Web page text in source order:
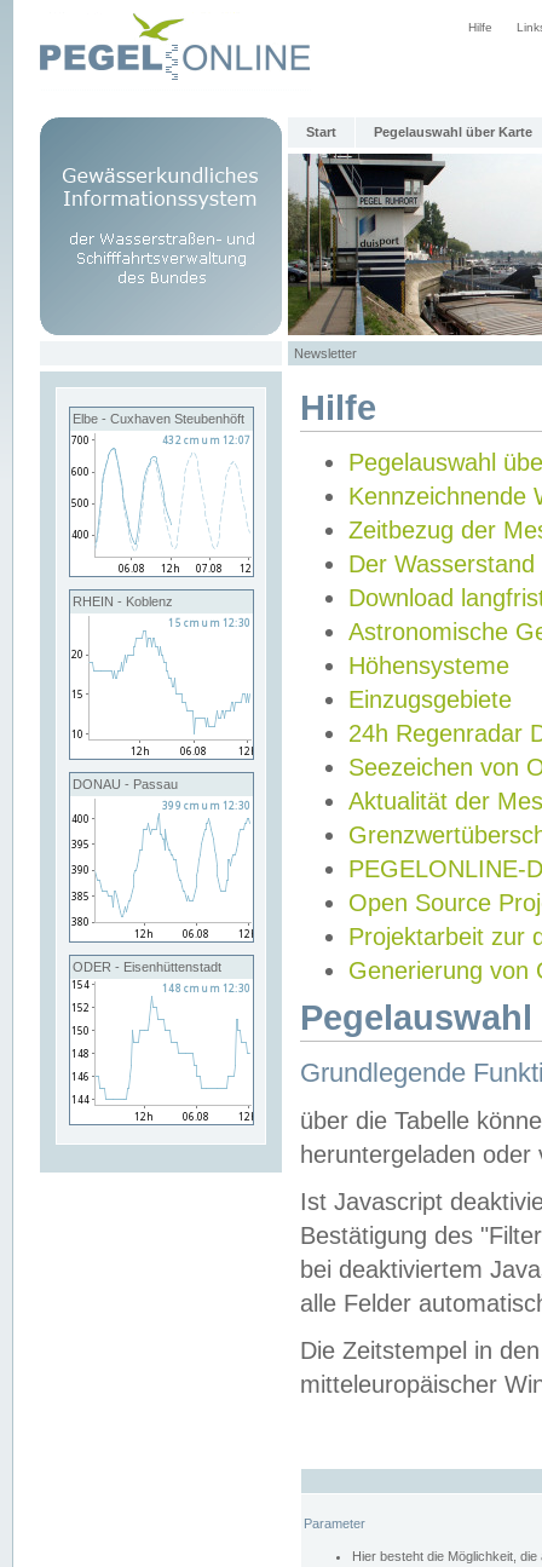
Hilfe
Start Pegelauswahl über Karte
Newsletter
Elbe - Cuxhaven Steubenhöft
RHEIN - Koblenz
DONAU - Passau
ODER - Eisenhüttenstadt
Hilfe
Pegelauswahl
Kennzeichnende
Zeitbezug der
Der Wasserstand
Download
Astronomische
Höhensysteme
Einzugsgebiete
24h Regenradar
Seezeichen von
Aktualität der
PEGELONLINE-
Open Source
Projektarbeit zur
Generierung von
Grundlegende
über die Tabelle
heruntergeladen oder
Ist Javascript
Bestätigung des
bei deaktiviertem
alle Felder
Die Zeitstempel in
mitteleuropäischer
Parameter
Hier besteht die Möglichkeit,